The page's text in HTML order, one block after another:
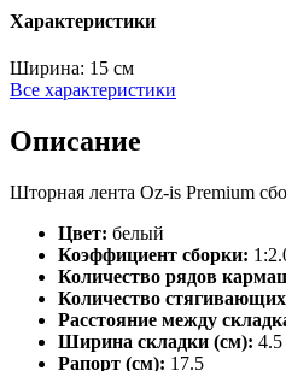
Характеристики
Ширина: 15 см
Все характеристики
Описание
Шторная лента Oz-is Premium
Цвет: белый
Коэффициент сборки:
Количество рядов
Количество
Расстояние между
Ширина складки (см): 4.5
Рапорт (см): 17.5